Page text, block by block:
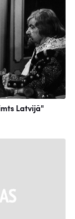
Latvijā"